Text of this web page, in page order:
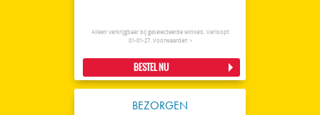
Alleen verkrijgbaar bij geselecteerde winkels. Verloopt
01-01-27. Voorwaarden >
BESTEL NU
BEZORGEN